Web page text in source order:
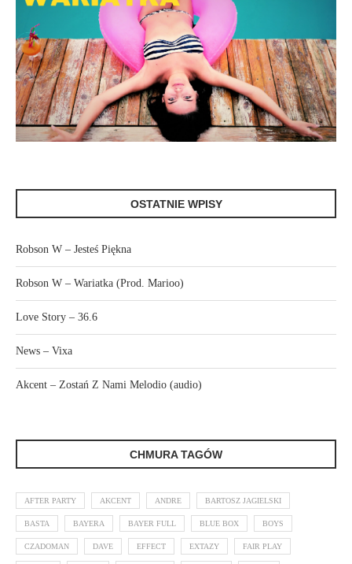
OSTATNIE WPISY
Robson W – Jesteś Piękna
Robson W – Wariatka (Prod. Marioo)
Love Story – 36.6
News – Vixa
Akcent – Zostań Z Nami Melodio (audio)
CHMURA TAGÓW
AFTER PARTY AKCENT ANDRE BARTOSZ JAGIELSKI
BASTA BAYERA BAYER FULL BLUE BOX BOYS
CZADOMAN DAVE EFFECT EXTAZY FAIR PLAY